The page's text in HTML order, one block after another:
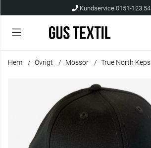
Kundservice 0151-123 54
Hem Övrigt Mössor True North Keps
Produktbilder True North Keps